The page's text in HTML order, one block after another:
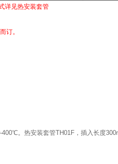
详见热安装套管
订。
400℃。热安装套管TH01F，插入长度